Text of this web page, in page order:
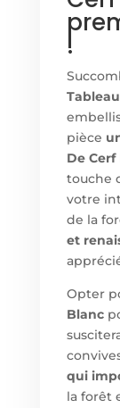
!
pièce
De
touche
votre
de la
et
Opter
Blanc
qui
la forêt